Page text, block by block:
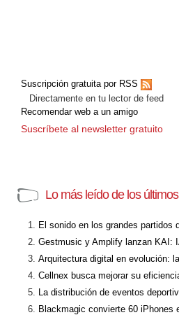
Suscripción gratuita por RSS
Directamente en tu lector de feed
Recomendar web a un amigo
Suscríbete al newsletter gratuito
Lo más leído de los
El sonido en los grandes partidos
Gestmusic y Amplify lanzan KAI:
Arquitectura digital en evolución:
Cellnex busca mejorar su
La distribución de eventos
Blackmagic convierte 60 iPhones